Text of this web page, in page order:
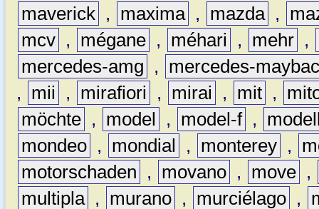
maverick , maxima , mazda ,
mcv , mégane , méhari , mehr ,
mercedes-amg
,
mercedes-
,
mii , mirafiori , mirai , mit ,
möchte , model , model-f ,
mondeo , mondial , monterey ,
motorschaden
, movano , move ,
multipla , murano , murciélago ,